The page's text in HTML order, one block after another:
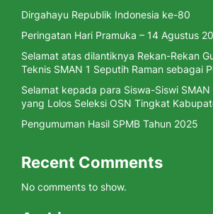
Dirgahayu Republik Indonesia ke-80
Peringatan Hari Pramuka – 14 Agustus
Selamat atas dilantiknya Rekan-Rekan
Teknis SMAN 1 Seputih Raman sebagai
Selamat kepada para Siswa-Siswi SMAN
yang Lolos Seleksi OSN Tingkat
Pengumuman Hasil SPMB Tahun 2025
Recent Comments
No comments to show.